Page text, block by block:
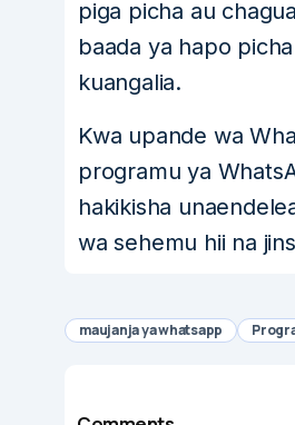
piga picha au
baada ya hapo
kuangalia.
Kwa upande wa
programu ya
hakikisha
wa sehemu hii na
maujanja ya whatsapp